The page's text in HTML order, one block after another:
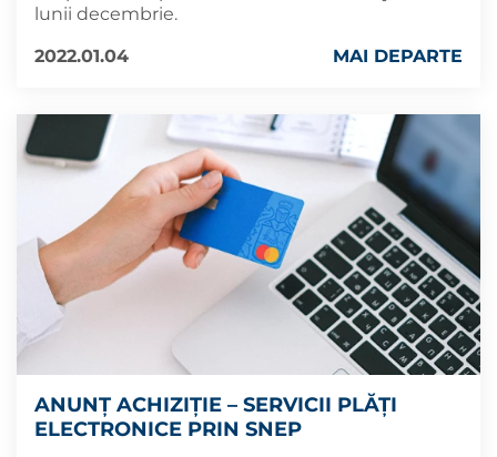
lunii decembrie.
2022.01.04
MAI DEPARTE
ANUNŢ ACHIZIŢIE – SERVICII PLĂȚI
ELECTRONICE PRIN SNEP